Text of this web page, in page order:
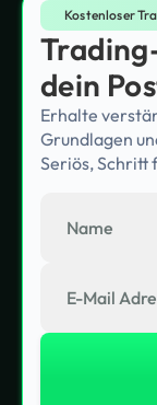
Kostenloser
dein
Erhalte
Grundlagen
Seriös, Schritt